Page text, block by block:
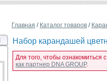
Главная / Каталог товаров /
Набор карандашей
Для того, чтобы
как партнер DNA GROUP.